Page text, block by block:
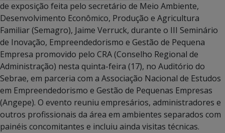
de exposição feita pelo secretário de Meio Ambiente,
Desenvolvimento Econômico, Produção e Agricultura
Familiar (Semagro), Jaime Verruck, durante o III Seminário
de Inovação, Empreendedorismo e Gestão de Pequena
Empresa promovido pelo CRA (Conselho Regional de
Administração) nesta quinta-feira (17), no Auditório do
Sebrae, em parceria com a Associação Nacional de Estudos
em Empreendedorismo e Gestão de Pequenas Empresas
(Angepe). O evento reuniu empresários, administradores e
outros profissionais da área em ambientes separados com
painéis concomitantes e incluiu ainda visitas técnicas.